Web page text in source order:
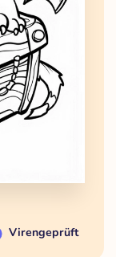
Virengeprüft